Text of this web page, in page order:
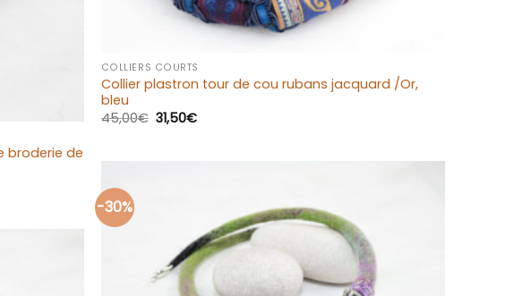
broderie de
COLLIERS COURTS
Collier plastron tour de cou rubans jacquard /Or,
bleu
45,00€ 31,50€
-30%